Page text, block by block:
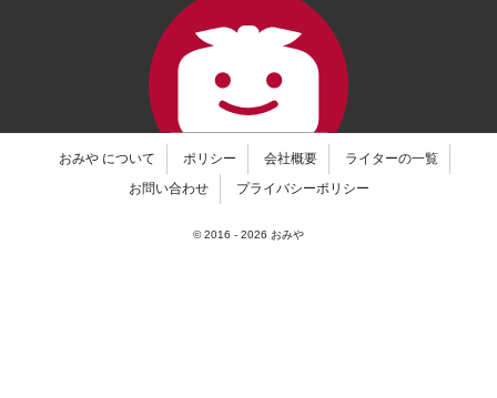
おみや について ポリシー 会社概要
ライターの一覧
お問い合わせ
プライバシーポリシー
© 2016 - 2026 おみや